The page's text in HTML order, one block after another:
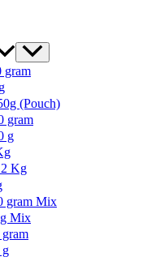
gram
(Pouch)
gram
g
Kg
gram Mix
Mix
g